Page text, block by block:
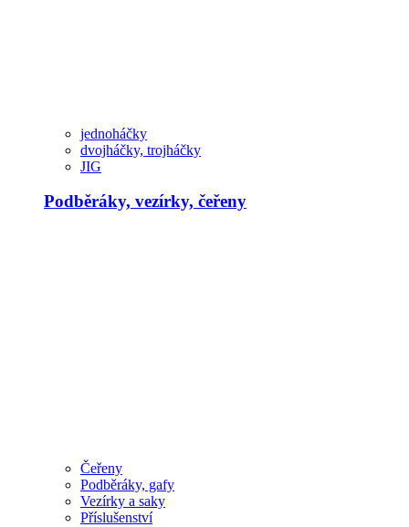
jednoháčky
dvojháčky, trojháčky
JIG
Podběráky, vezírky, čeřeny
Čeřeny
Podběráky, gafy
Vezírky a saky
Příslušenství